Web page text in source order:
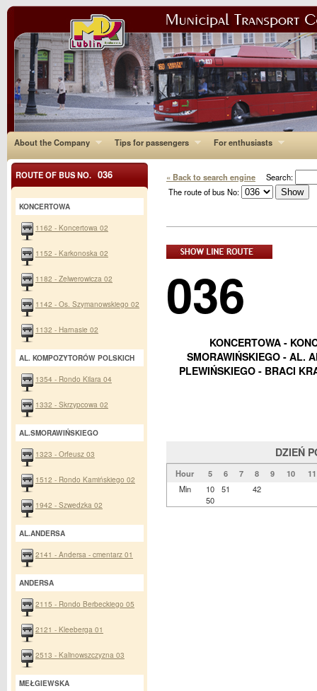
About the Company Tips for passengers For enthusiasts
« Back to search engine Search:
The route of bus No:
036
KONCERTOWA -
SMORAWIŃSKIEGO - AL.
PLEWIŃSKIEGO - BRACI
DZIEŃ
Hour 5 6 7 8 9 10
11
Min
10
50
51 42
ROUTE OF BUS NO. 036
KONCERTOWA
1162 - Koncertowa 02
1152 - Karkonoska 02
1182 - Zelwerowicza 02
1142 - Os. Szymanowskiego 02
1132 - Harnasie 02
AL. KOMPOZYTORÓW POLSKICH
1354 - Rondo Kilara 04
1332 - Skrzypcowa 02
AL.SMORAWIŃSKIEGO
1323 - Orfeusz 03
1512 - Rondo Kamińskiego 02
1942 - Szwedzka 02
AL.ANDERSA
2141 - Andersa - cmentarz 01
ANDERSA
2115 - Rondo Berbeckiego 05
2121 - Kleeberga 01
2513 - Kalinowszczyzna 03
MEŁGIEWSKA